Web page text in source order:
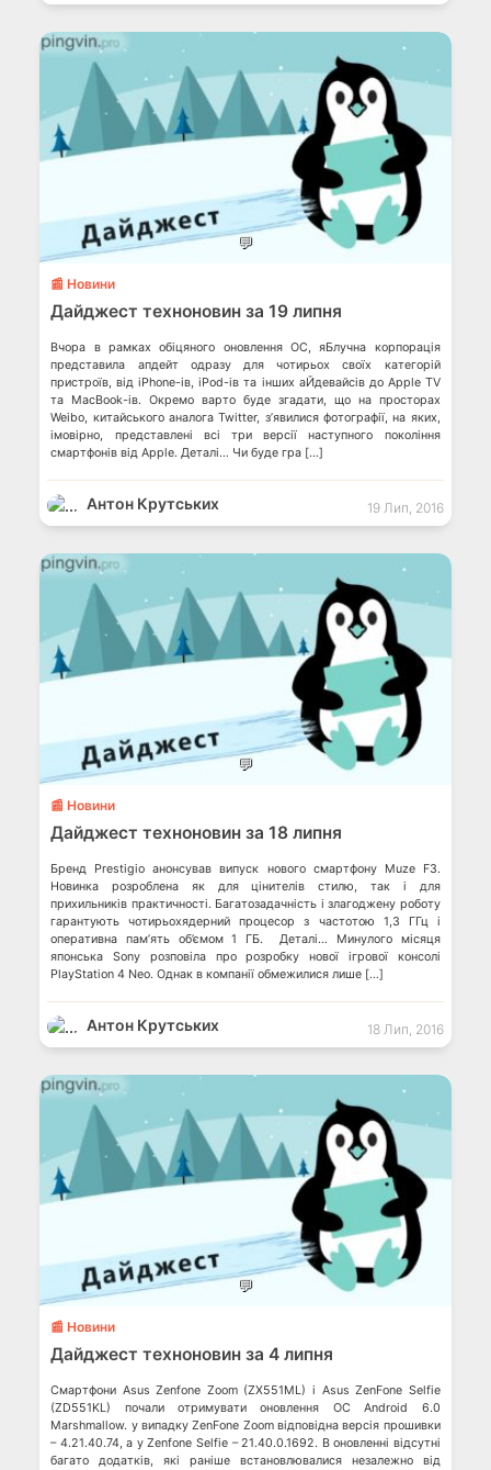
💬
📰 Новини
Дайджест техноновин за 19 липня
Вчора в рамках обіцяного оновлення ОС, яБлучна корпорація
представила апдейт одразу для чотирьох своїх категорій
пристроїв, від iPhone-ів, iPod-ів та інших аЙдевайсів до Apple TV
та MacBook-ів. Окремо варто буде згадати, що на просторах
Weibo, китайського аналога Twitter, з’явилися фотографії, на яких,
імовірно, представлені всі три версії наступного покоління
смартфонів від Apple. Деталі… Чи буде гра […]
Антон Крутських 19 Лип, 2016
💬
📰 Новини
Дайджест техноновин за 18 липня
Бренд Prestigio анонсував випуск нового смартфону Muze F3.
Новинка розроблена як для цінителів стилю, так і для
прихильників практичності. Багатозадачність і злагоджену роботу
гарантують чотирьохядерний процесор з частотою 1,3 ГГц і
оперативна пам’ять об’ємом 1 ГБ. Деталі… Минулого місяця
японська Sony розповіла про розробку нової ігрової консолі
PlayStation 4 Neo. Однак в компанії обмежилися лише […]
Антон Крутських 18 Лип, 2016
💬
📰 Новини
Дайджест техноновин за 4 липня
Смартфони Asus Zenfone Zoom (ZX551ML) і Asus ZenFone Selfie
(ZD551KL) почали отримувати оновлення ОС Android 6.0
Marshmallow. у випадку ZenFone Zoom відповідна версія прошивки
– 4.21.40.74, а у Zenfone Selfie – 21.40.0.1692. В оновленні відсутні
багато додатків, які раніше встановлювалися незалежно від